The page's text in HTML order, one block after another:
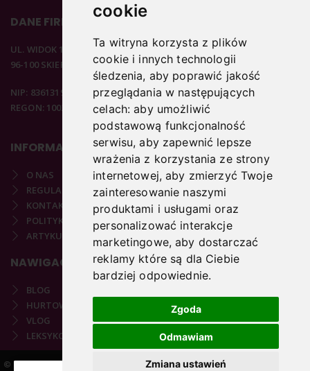
cookie
Ta witryna korzysta z plików
cookie i innych technologii
śledzenia, aby poprawić jakość
przeglądania w następujących
celach:aby umożliwić
podstawową funkcjonalność
serwisu,aby zapewnić lepsze
wrażenia z korzystania ze strony
internetowej,aby zmierzyć Twoje
zainteresowanie naszymi
produktami i usługami oraz
personalizować interakcje
marketingowe,aby dostarczać
reklamy które są dla Ciebie
bardziej odpowiednie.
Zgoda
Odmawiam
Zmiana ustawień
DANE FIRMOWE
UL. WIDOK 15B
96-100 SKIERNIEWICE
NIP: 8361319313
REGON: 100297020
INFORMACJE
O NAS
REGULAMIN
KONTAKT
POLITYKA PRYWATNOŚCI
ARTYKUŁY PODOLOGICZNE
NAWIGACJA
BLOG
HURTOWNIA
VLOG
LEKSYKON PODOLOGICZNY
© 2021-2025 COPYRIGHT PODOSTORE.PL | REALIZACJA: